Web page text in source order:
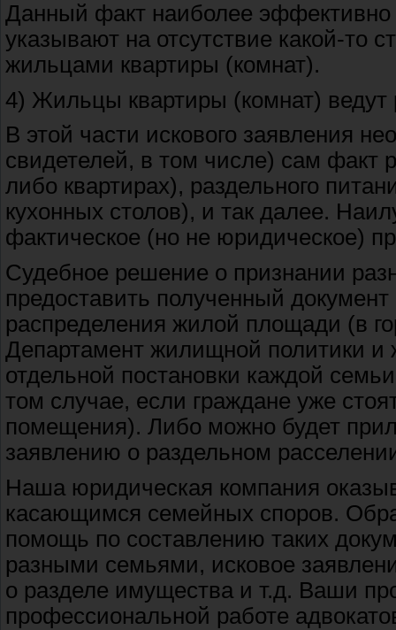
Данный факт наиболее эффективно
указывают на отсутствие какой-то
жильцами квартиры (комнат).
4) Жильцы квартиры (комнат) ведут
В этой части искового заявления
свидетелей, в том числе) сам факт
либо квартирах), раздельного
кухонных столов), и так далее.
фактическое (но не юридическое)
Судебное решение о признании
предоставить полученный
распределения жилой площади (в
Департамент жилищной политики
отдельной постановки каждой
том случае, если граждане уже
помещения). Либо можно будет
заявлению о раздельном
Наша юридическая компания
касающимся семейных споров.
помощь по составлению таких
разными семьями, исковое
о разделе имущества и т.д. Ваши
профессиональной работе